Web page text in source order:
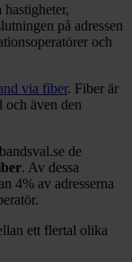
på adressen
och
via fiber. Fiber är
och även den
de
. Av dessa
4% av adresserna
ett flertal olika